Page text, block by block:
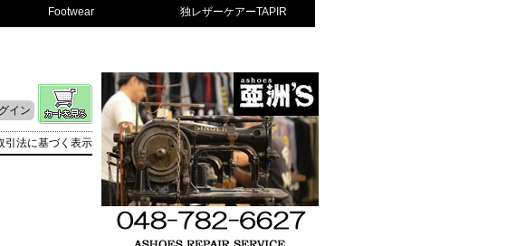
Footwear 独レザーケアーTAPIR
イン
引法に基づく表示